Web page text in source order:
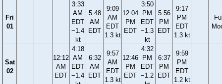
Fri
01
3:33
AM
EDT
−1.4
kt
5:48
AM
EDT
9:09
AM
EDT
1.3 kt
12:04
PM
EDT
3:50
PM
EDT
−1.3
kt
5:56
PM
EDT
9:17
PM
EDT
1.3 kt
Sat
02
12:12
AM
EDT
4:18
AM
EDT
−1.4
6:32
AM
EDT
9:57
AM
EDT
1.3 kt
12:46
PM
EDT
4:32
PM
EDT
−1.2
6:37
PM
EDT
9:59
PM
EDT
1.2 kt